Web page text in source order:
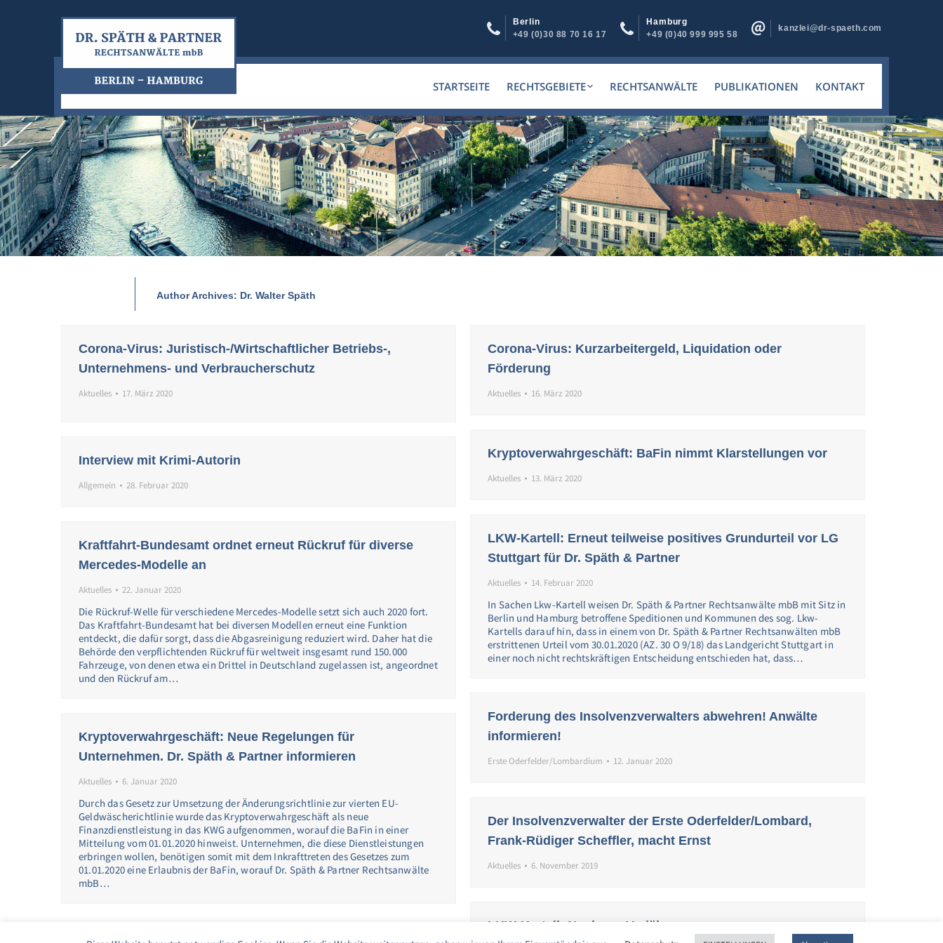
Berlin
+49 (0)30 88 70 16 17
Hamburg
+49 (0)40 999 995 58
kanzlei@dr-spaeth.com
STARTSEITE RECHTSGEBIETE RECHTSANWÄLTE PUBLIKATIONEN KONTAKT
Author Archives: Dr. Walter Späth
Corona-Virus: Juristisch-/Wirtschaftlicher Betriebs-,
Unternehmens- und Verbraucherschutz
Aktuelles 17. März 2020
Corona-Virus: Kurzarbeitergeld, Liquidation oder
Förderung
Aktuelles 16. März 2020
Kryptoverwahrgeschäft: BaFin nimmt Klarstellungen vor
Aktuelles 13. März 2020
Interview mit Krimi-Autorin
Allgemein 28. Februar 2020
LKW-Kartell: Erneut teilweise positives Grundurteil vor LG
Stuttgart für Dr. Späth & Partner
Aktuelles 14. Februar 2020
In Sachen Lkw-Kartell weisen Dr. Späth & Partner Rechtsanwälte mbB mit Sitz in
Berlin und Hamburg betroffene Speditionen und Kommunen des sog. Lkw-
Kartells darauf hin, dass in einem von Dr. Späth & Partner Rechtsanwälten mbB
erstrittenen Urteil vom 30.01.2020 (AZ. 30 O 9/18) das Landgericht Stuttgart in
einer noch nicht rechtskräftigen Entscheidung entschieden hat, dass…
Kraftfahrt-Bundesamt ordnet erneut Rückruf für diverse
Mercedes-Modelle an
Aktuelles 22. Januar 2020
Die Rückruf-Welle für verschiedene Mercedes-Modelle setzt sich auch 2020 fort.
Das Kraftfahrt-Bundesamt hat bei diversen Modellen erneut eine Funktion
entdeckt, die dafür sorgt, dass die Abgasreinigung reduziert wird. Daher hat die
Behörde den verpflichtenden Rückruf für weltweit insgesamt rund 150.000
Fahrzeuge, von denen etwa ein Drittel in Deutschland zugelassen ist, angeordnet
und den Rückruf am…
Forderung des Insolvenzverwalters abwehren! Anwälte
informieren!
Erste Oderfelder/Lombardium 12. Januar 2020
Kryptoverwahrgeschäft: Neue Regelungen für
Unternehmen. Dr. Späth & Partner informieren
Aktuelles 6. Januar 2020
Durch das Gesetz zur Umsetzung der Änderungsrichtlinie zur vierten EU-
Geldwäscherichtlinie wurde das Kryptoverwahrgeschäft als neue
Finanzdienstleistung in das KWG aufgenommen, worauf die BaFin in einer
Mitteilung vom 01.01.2020 hinweist. Unternehmen, die diese Dienstleistungen
erbringen wollen, benötigen somit mit dem Inkrafttreten des Gesetzes zum
01.01.2020 eine Erlaubnis der BaFin, worauf Dr. Späth & Partner Rechtsanwälte
mbB…
Der Insolvenzverwalter der Erste Oderfelder/Lombard,
Frank-Rüdiger Scheffler, macht Ernst
Aktuelles 6. November 2019
LKW-Kartell: Noch vor Verjährung